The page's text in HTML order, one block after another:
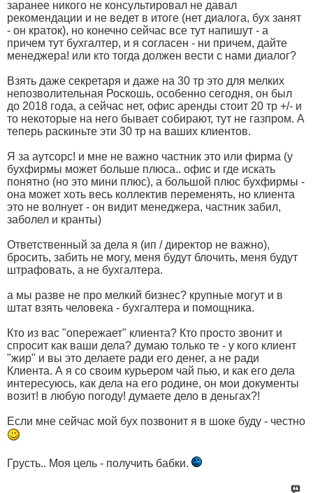
заранее никого не консультировал не давал
рекомендации и не ведет в итоге (нет диалога, бух занят
- он краток), но конечно сейчас все тут напишут - а
причем тут бухгалтер, и я согласен - ни причем, дайте
менеджера! или кто тогда должен вести с нами диалог?
Взять даже секретаря и даже на 30 тр это для мелких
непозволительная Роскошь, особенно сегодня, он был
до 2018 года, а сейчас нет, офис аренды стоит 20 тр +/- и
то некоторые на него бывает собирают, тут не газпром. А
теперь раскиньте эти 30 тр на ваших клиентов.
Я за аутсорс! и мне не важно частник это или фирма (у
бухфирмы может больше плюса.. офис и где искать
понятно (но это мини плюс), а большой плюс бухфирмы -
она может хоть весь коллектив переменять, но клиента
это не волнует - он видит менеджера, частник забил,
заболел и кранты)
Ответственный за дела я (ип / директор не важно),
бросить, забить не могу, меня будут блочить, меня будут
штрафовать, а не бухгалтера.
а мы разве не про мелкий бизнес? крупные могут и в
штат взять человека - бухгалтера и помощника.
Кто из вас "опережает" клиента? Кто просто звонит и
спросит как ваши дела? думаю только те - у кого клиент
"жир" и вы это делаете ради его денег, а не ради
Клиента. А я со своим курьером чай пью, и как его дела
интересуюсь, как дела на его родине, он мои документы
возит! в любую погоду! думаете дело в деньгах?!
Если мне сейчас мой бух позвонит я в шоке буду - честно
Грусть.. Моя цель - получить бабки.